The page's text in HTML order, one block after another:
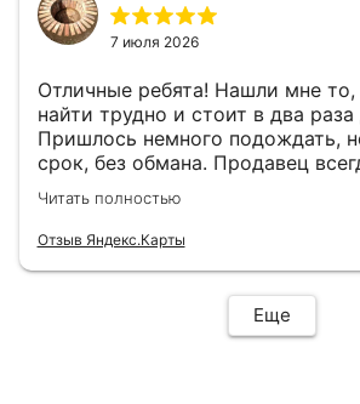
7 июля 2026
Отличные ребята! Нашли мне то,
найти трудно и стоит в два
Пришлось немного подождать,
срок, без обмана. Продавец
Буду ещё обращаться! 👍
Читать полностью
Отзыв Яндекс.Карты
Еще